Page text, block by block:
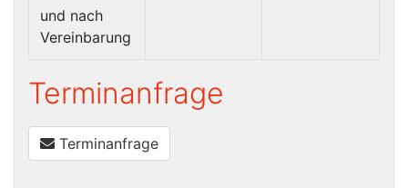
und nach
Vereinbarung
Terminanfrage
Terminanfrage